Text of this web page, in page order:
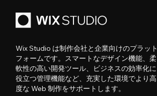
Wix Studio は制作会社と企業向けのプラット
フォームです。スマートなデザイン機能、柔
軟性の高い開発ツール、ビジネスの効率化に
役立つ管理機能など、充実した環境でより高
度な Web 制作をサポートします。